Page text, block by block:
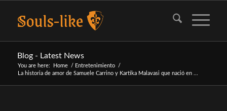
Blog - Latest News
You are here: Home / Entretenimiento
/
La historia de amor de Samuele Carrino y Kartika Malavasi que nació en ...